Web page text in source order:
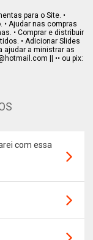
para o Site. •
• Ajudar nas compras
• Comprar e distribuir
• Adicionar Slides
ajudar a ministrar as
|| •• ou pix:
com essa